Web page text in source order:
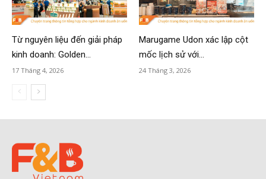
Từ nguyên liệu đến giải pháp
kinh doanh: Golden...
17 Tháng 4, 2026
Marugame Udon xác lập cột
mốc lịch sử với...
24 Tháng 3, 2026